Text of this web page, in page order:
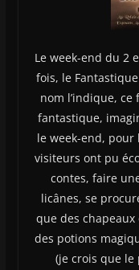
Le week-end du 2
fois, le
nom l’indique,
fantastique,
le week-end, pour
visiteurs ont pu
contes, faire
licânes, se
que des
des potions
(je crois que